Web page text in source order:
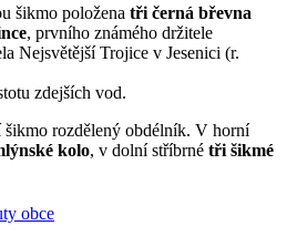
šikmo položena tři černá břevna
, prvního známého držitele
Nejsvětější Trojice v Jesenici (r.
zdejších vod.
šikmo rozdělený obdélník. V horní
kolo, v dolní stříbrné tři šikmé